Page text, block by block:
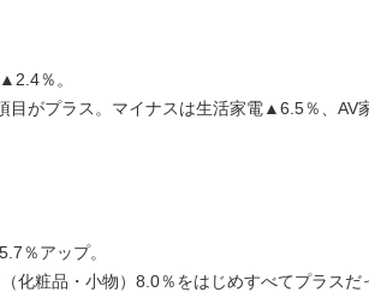
％。
目がプラス。マイナスは生活家電▲6.5％、AV
％アップ。
化粧品・小物）8.0％をはじめすべてプラスだ